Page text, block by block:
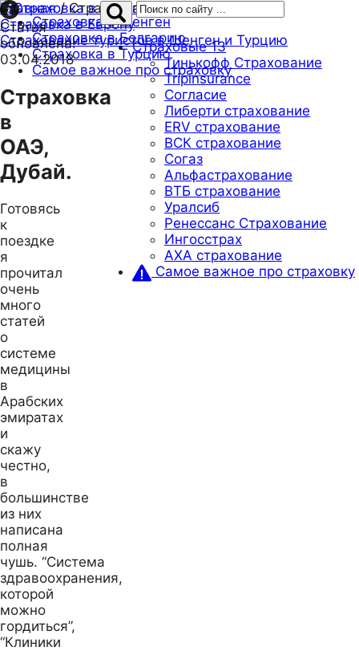
Страховка в Европу
Страхование туристов в Шенген и Турцию
Страховка в Шенген
Страховка в Болгарию
Страховка в Турцию
Самое важное про страховку
Главная / Страховка в ОАЭ, Дубай.
Статья
обновлена:
03.04.2018
Страховка
в
ОАЭ,
Дубай.
Готовясь
к
поездке
я
прочитал
очень
много
статей
о
системе
медицины
в
Арабских
эмиратах
и
скажу
честно,
в
большинстве
из них
написана
полная
чушь. “Система
здравоохранения,
которой
можно
гордиться”,
“Клиники
Страховые13
Тинькофф Страхование
Tripinsurance
Согласие
Либерти страхование
ERV страхование
ВСК страхование
Согаз
Альфастрахование
ВТБ страхование
Уралсиб
Ренессанс Страхование
Ингосстрах
AXA страхование
Самое важное про страховку